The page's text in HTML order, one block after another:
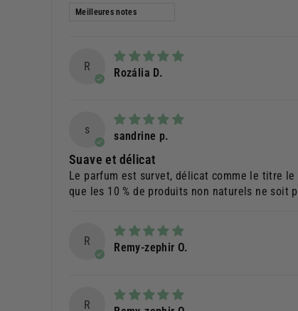
Sort by
R Rozália D.
s sandrine p.
Suave et délicat
Le parfum est survet, délicat comme le titre
que les 10 % de produits non naturels ne soit
R Remy-zephir O.
R